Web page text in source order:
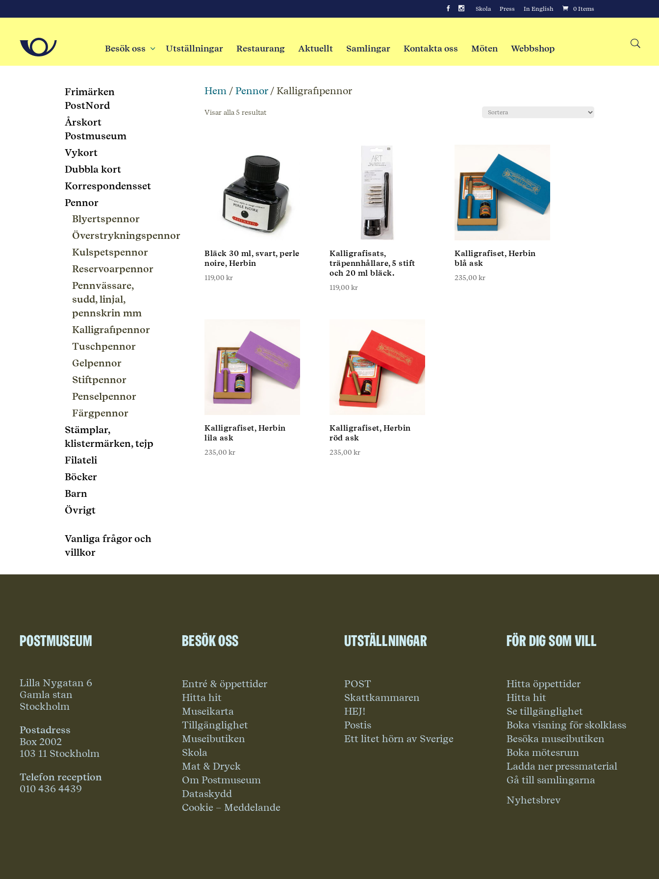
Skola Press In English 0 Items
Besök oss 3 Utställningar Restaurang Aktuellt Samlingar Kontakta oss Möten Webbshop
Hem / Pennor/ Kalligrafipennor
Visar alla 5 resultat
Bläck 30 ml, svart, perle
noire, Herbin
119,00 kr
Kalligrafisats,
träpennhållare, 5 stift
och 20 ml bläck.
119,00 kr
Kalligrafiset, Herbin
blå ask
235,00 kr
Kalligrafiset, Herbin
lila ask
235,00 kr
Kalligrafiset, Herbin
röd ask
235,00 kr
Frimärken
PostNord
Årskort
Postmuseum
Vykort
Dubbla kort
Korrespondensset
Pennor
Blyertspennor
Överstrykningspennor
Kulspetspennor
Reservoarpennor
Pennvässare,
sudd, linjal,
pennskrin mm
Kalligrafipennor
Tuschpennor
Gelpennor
Stiftpennor
Penselpennor
Färgpennor
Stämplar,
klistermärken, tejp
Filateli
Böcker
Barn
Övrigt
Vanliga frågor och
villkor
Postmuseum
Lilla Nygatan 6
Gamla stan
Stockholm
Postadress
Box 2002
103 11 Stockholm
Telefon reception
010 436 4439
Besök oss
Entré & öppettider
Hitta hit
Museikarta
Tillgänglighet
Museibutiken
Skola
Mat & Dryck
Om Postmuseum
Dataskydd
Cookie – Meddelande
Utställningar
POST
Skattkammaren
HEJ!
Postis
Ett litet hörn av Sverige
För dig som vill
Hitta öppettider
Hitta hit
Se tillgänglighet
Boka visning för skolklass
Besöka museibutiken
Boka mötesrum
Ladda ner pressmaterial
Gå till samlingarna
Nyhetsbrev